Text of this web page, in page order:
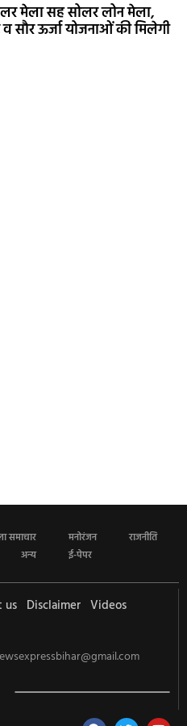
मेला सह सोलर लोन मेला,
सौर ऊर्जा योजनाओं की मिलेगी
समाचार मनोरंजन
राजनीति
अन्य ई-पेपर
us Disclaimer Videos